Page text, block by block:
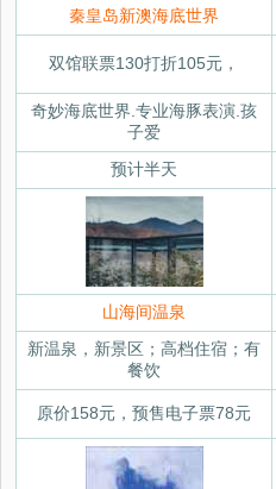
秦皇岛新澳海底世界
双馆联票130打折105元，
奇妙海底世界.专业海豚表演.孩
子爱
预计半天
山海间温泉
新温泉，新景区；高档住宿；有
餐饮
原价158元，预售电子票78元